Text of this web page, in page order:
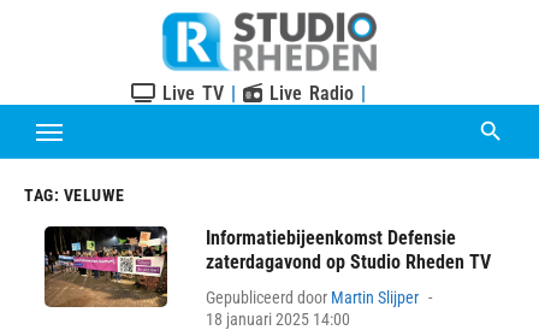
Live TV | Live Radio |
TAG: VELUWE
Informatiebijeenkomst Defensie
zaterdagavond op Studio Rheden TV
Gepubliceerd door Martin Slijper
18 januari 2025 14:00